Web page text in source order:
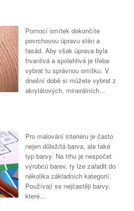
Pomocí omítek dokončíte
povrchovou úpravu stěn a
fasád. Aby však úprava byla
trvanlivá a spolehlivá je třeba
vybrat tu správnou omítku. V
dnešní době si můžete vybrat z
akrylátových, minerálních...
Pro malování interiéru je často
nejen důležítá barva, ale také
typ barvy. Na trhu je nespočet
výrobců barev, ty lze zařadit do
několika základních kategorií.
Používají se nejčastěji barvy,
které...